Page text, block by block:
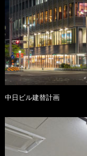
中日ビル建替計画